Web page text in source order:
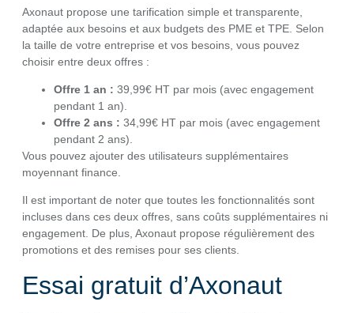
Axonaut propose une tarification simple et transparente,
adaptée aux besoins et aux budgets des PME et TPE. Selon
la taille de votre entreprise et vos besoins, vous pouvez
choisir entre deux offres :
Offre 1 an : 39,99€ HT par mois (avec engagement
pendant 1 an).
Offre 2 ans : 34,99€ HT par mois (avec engagement
pendant 2 ans).
Vous pouvez ajouter des utilisateurs supplémentaires
moyennant finance.
Il est important de noter que toutes les fonctionnalités sont
incluses dans ces deux offres, sans coûts supplémentaires ni
engagement. De plus, Axonaut propose régulièrement des
promotions et des remises pour ses clients.
Essai gratuit d’Axonaut